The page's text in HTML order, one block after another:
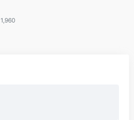
1,960